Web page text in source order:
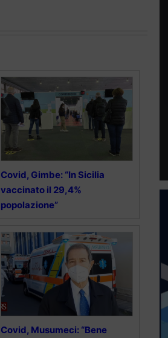
Covid, Gimbe: “In Sicilia
vaccinato il 29,4%
popolazione”
Covid, Musumeci: “Bene